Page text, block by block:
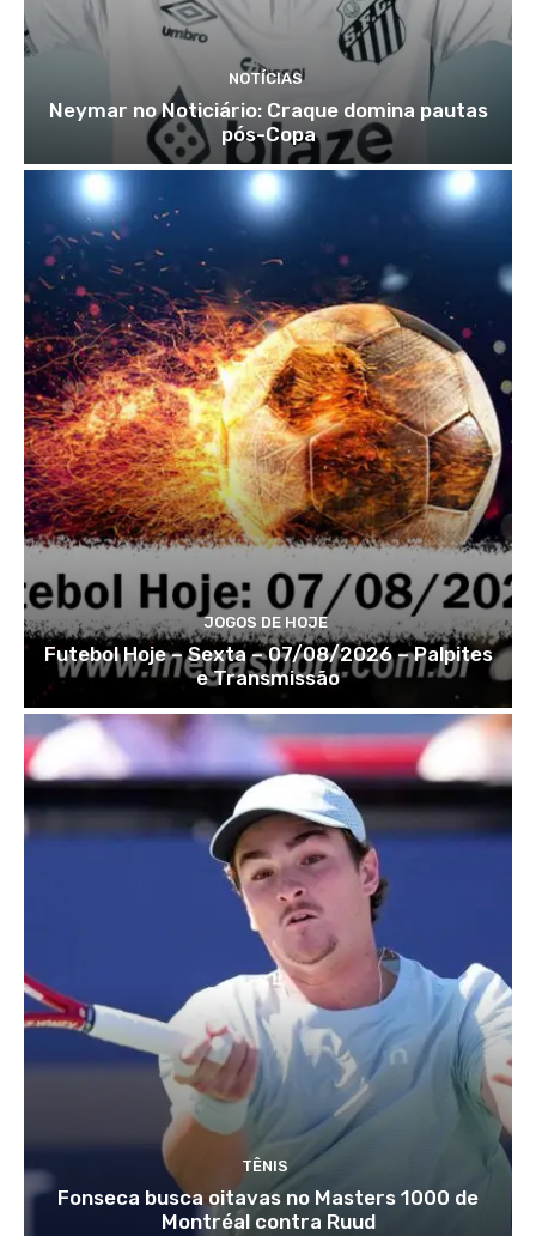
NOTÍCIAS
Neymar no Noticiário: Craque domina pautas
pós-Copa
JOGOS DE HOJE
Futebol Hoje – Sexta – 07/08/2026 – Palpites
e Transmissão
TÊNIS
Fonseca busca oitavas no Masters 1000 de
Montréal contra Ruud